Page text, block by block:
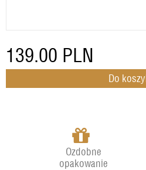
139.00 PLN
Ozdobne
opakowanie